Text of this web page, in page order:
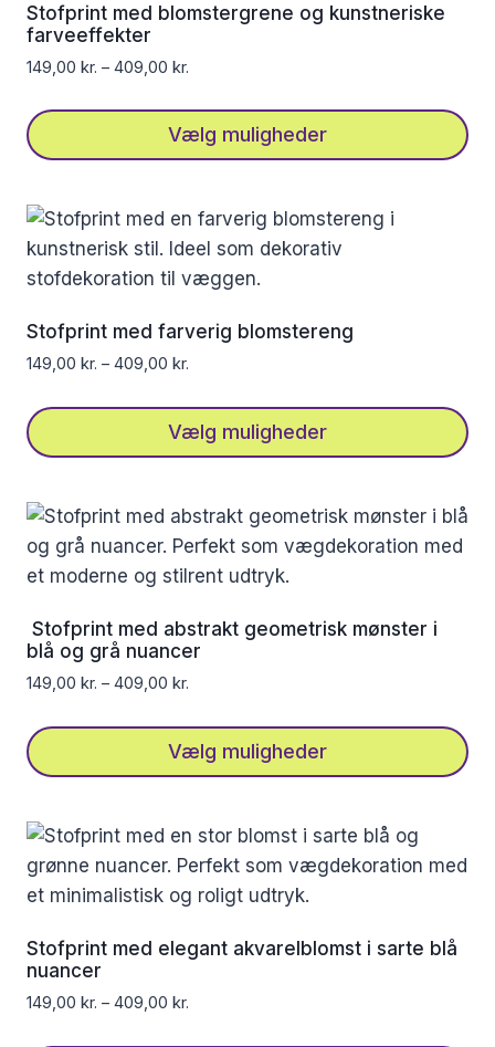
Stofprint med blomstergrene og kunstneriske
farveeffekter
149,00 kr. – 409,00 kr.
Vælg muligheder
vare
Mulighederne
kan
på
varesiden
Stofprint med farverig blomstereng
149,00 kr. – 409,00 kr.
Vælg muligheder
vare
flere
Mulighederne
kan
vælges
varesiden
Stofprint med abstrakt geometrisk mønster i
blå og grå nuancer
149,00 kr. – 409,00 kr.
Vælg muligheder
vare
flere
Mulighederne
kan
vælges
Stofprint med elegant akvarelblomst i sarte blå
nuancer
149,00 kr. – 409,00 kr.